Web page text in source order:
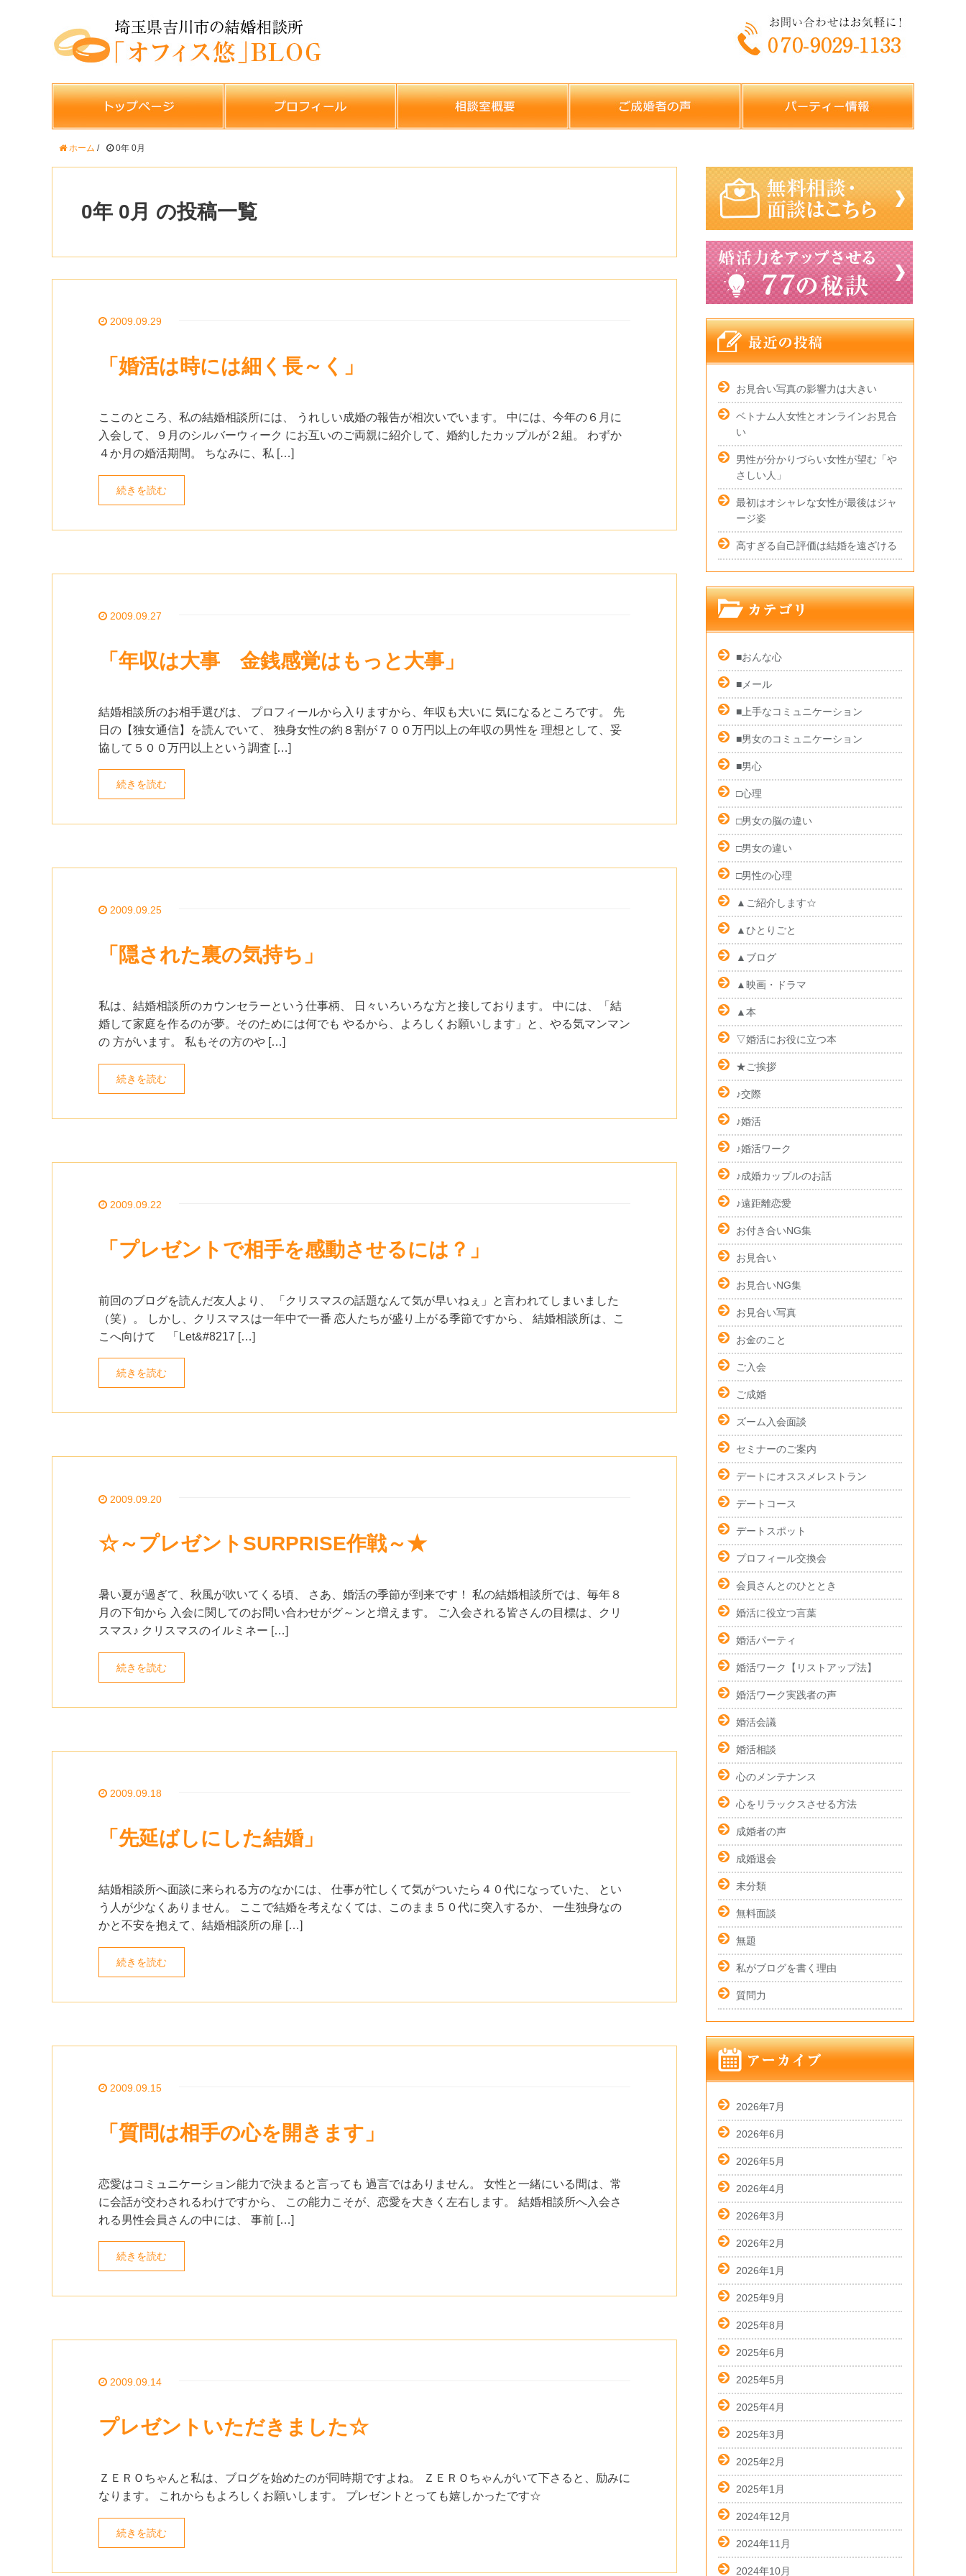
ホーム / 0年 0月
0年 0月 の投稿一覧
2009.09.29
「婚活は時には細く長～く」
ここのところ、私の結婚相談所には、 うれしい成婚の報告が相次いでいます。 中には、今年の６月に
入会して、９月のシルバーウィーク にお互いのご両親に紹介して、婚約したカップルが２組。 わずか
４か月の婚活期間。 ちなみに、私 […]
続きを読む
2009.09.27
「年収は大事 金銭感覚はもっと大事」
結婚相談所のお相手選びは、 プロフィールから入りますから、年収も大いに 気になるところです。 先
日の【独女通信】を読んでいて、 独身女性の約８割が７００万円以上の年収の男性を 理想として、妥
協して５００万円以上という調査 […]
続きを読む
2009.09.25
「隠された裏の気持ち」
私は、結婚相談所のカウンセラーという仕事柄、 日々いろいろな方と接しております。 中には、「結
婚して家庭を作るのが夢。そのためには何でも やるから、よろしくお願いします」と、やる気マンマン
の 方がいます。 私もその方のや […]
続きを読む
2009.09.22
「プレゼントで相手を感動させるには？」
前回のブログを読んだ友人より、 「クリスマスの話題なんて気が早いねぇ」と言われてしまいました
（笑）。 しかし、クリスマスは一年中で一番 恋人たちが盛り上がる季節ですから、 結婚相談所は、こ
こへ向けて 「Let&#8217 […]
続きを読む
2009.09.20
☆～プレゼントSURPRISE作戦～★
暑い夏が過ぎて、秋風が吹いてくる頃、 さあ、婚活の季節が到来です！ 私の結婚相談所では、毎年８
月の下旬から 入会に関してのお問い合わせがグ～ンと増えます。 ご入会される皆さんの目標は、クリ
スマス♪ クリスマスのイルミネー […]
続きを読む
2009.09.18
「先延ばしにした結婚」
結婚相談所へ面談に来られる方のなかには、 仕事が忙しくて気がついたら４０代になっていた、 とい
う人が少なくありません。 ここで結婚を考えなくては、このまま５０代に突入するか、 一生独身なの
かと不安を抱えて、結婚相談所の扉 […]
続きを読む
2009.09.15
「質問は相手の心を開きます」
恋愛はコミュニケーション能力で決まると言っても 過言ではありません。 女性と一緒にいる間は、常
に会話が交わされるわけですから、 この能力こそが、恋愛を大きく左右します。 結婚相談所へ入会さ
れる男性会員さんの中には、 事前 […]
続きを読む
2009.09.14
プレゼントいただきました☆
ＺＥＲＯちゃんと私は、ブログを始めたのが同時期ですよね。 ＺＥＲＯちゃんがいて下さると、励みに
なります。 これからもよろしくお願いします。 プレゼントとっても嬉しかったです☆
続きを読む
お見合い写真の影響力は大きい
ベトナム人女性とオンラインお見合
い
男性が分かりづらい女性が望む「や
さしい人」
最初はオシャレな女性が最後はジャ
ージ姿
高すぎる自己評価は結婚を遠ざける
■おんな心
■メール
■上手なコミュニケーション
■男女のコミュニケーション
■男心
□心理
□男女の脳の違い
□男女の違い
□男性の心理
▲ご紹介します☆
▲ひとりごと
▲ブログ
▲映画・ドラマ
▲本
▽婚活にお役に立つ本
★ご挨拶
♪交際
♪婚活
♪婚活ワーク
♪成婚カップルのお話
♪遠距離恋愛
お付き合いNG集
お見合い
お見合いNG集
お見合い写真
お金のこと
ご入会
ご成婚
ズーム入会面談
セミナーのご案内
デートにオススメレストラン
デートコース
デートスポット
プロフィール交換会
会員さんとのひととき
婚活に役立つ言葉
婚活パーティ
婚活ワーク【リストアップ法】
婚活ワーク実践者の声
婚活会議
婚活相談
心のメンテナンス
心をリラックスさせる方法
成婚者の声
成婚退会
未分類
無料面談
無題
私がブログを書く理由
質問力
2026年7月
2026年6月
2026年5月
2026年4月
2026年3月
2026年2月
2026年1月
2025年9月
2025年8月
2025年6月
2025年5月
2025年4月
2025年3月
2025年2月
2025年1月
2024年12月
2024年11月
2024年10月